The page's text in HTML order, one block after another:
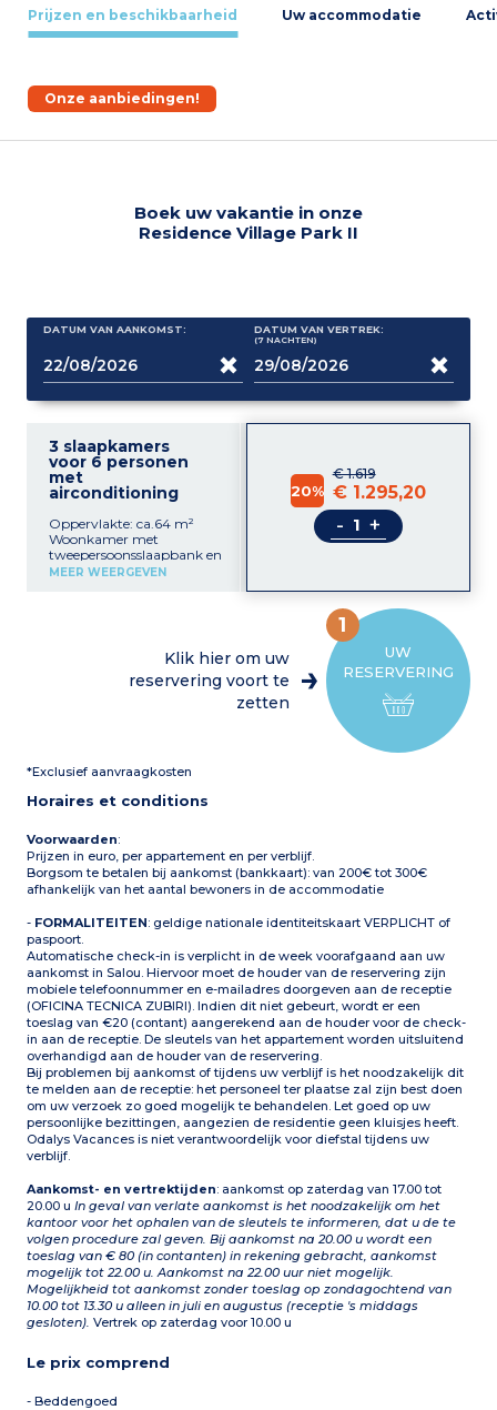
Prijzen en beschikbaarheid Uw accommodatie
Onze aanbiedingen!
Boek uw vakantie in onze
Residence Village Park II
DATUM VAN AANKOMST: DATUM VAN VERTREK:
(7 NACHTEN)
3 slaapkamers
voor 6 personen
met
airconditioning
Oppervlakte: ca.64 m²
Woonkamer met
tweepersoonsslaapbank en
tv (lokale zenders)
magnetron, wasmachine
tweepersoonsbed (of 2
Terras 20m² of balkon met
MEER WEERGEVEN
€ 1.619
20% € 1.295,20
- +
UW
RESERVERING
1
Klik hier om uw
reservering voort te
zetten
*Exclusief aanvraagkosten
Horaires et conditions
Voorwaarden:
Prijzen in euro, per appartement en per verblijf.
Borgsom te betalen bij aankomst (bankkaart): van 200€ tot 300€
afhankelijk van het aantal bewoners in de accommodatie
- FORMALITEITEN: geldige nationale identiteitskaart VERPLICHT of
paspoort.
Automatische check-in is verplicht in de week voorafgaand aan uw
aankomst in Salou. Hiervoor moet de houder van de reservering zijn
mobiele telefoonnummer en e-mailadres doorgeven aan de receptie
(OFICINA TECNICA ZUBIRI). Indien dit niet gebeurt, wordt er een
toeslag van €20 (contant) aangerekend aan de houder voor de check-
in aan de receptie. De sleutels van het appartement worden uitsluitend
overhandigd aan de houder van de reservering.
Bij problemen bij aankomst of tijdens uw verblijf is het noodzakelijk dit
te melden aan de receptie: het personeel ter plaatse zal zijn best doen
om uw verzoek zo goed mogelijk te behandelen. Let goed op uw
persoonlijke bezittingen, aangezien de residentie geen kluisjes heeft.
Odalys Vacances is niet verantwoordelijk voor diefstal tijdens uw
verblijf.
Aankomst- en vertrektijden: aankomst op zaterdag van 17.00 tot
20.00 uIn geval van verlate aankomst is het noodzakelijk om het
kantoor voor het ophalen van de sleutels te informeren, dat u de te
volgen procedure zal geven. Bij aankomst na 20.00 u wordt een
toeslag van € 80 (in contanten) in rekening gebracht, aankomst
mogelijk tot 22.00 u. Aankomst na 22.00 uur niet mogelijk.
Mogelijkheid tot aankomst zonder toeslag op zondagochtend van
10.00 tot 13.30 u alleen in juli en augustus (receptie 's middags
gesloten).Vertrek op zaterdag voor 10.00 u
Le prix comprend
- Beddengoed